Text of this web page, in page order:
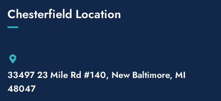
Chesterfield Location
33497 23 Mile Rd #140, New Baltimore, MI
48047